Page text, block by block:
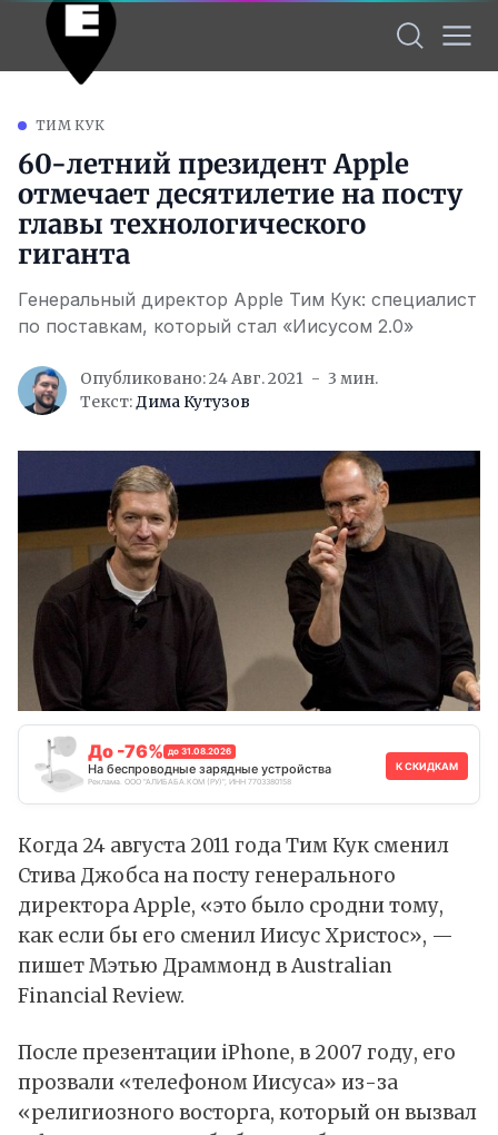
ТИМ КУК
60-летний президент Apple
отмечает десятилетие на посту
главы технологического
гиганта
Генеральный директор Apple Тим Кук: специалист
по поставкам, который стал «Иисусом 2.0»
Опубликовано: 24 Авг. 2021
3 мин.
Текст:Дима Кутузов
До -76% до 31.08.2026
На беспроводные зарядные устройства
Реклама. ООО "АЛИБАБА.КОМ (РУ)", ИНН 7703380158
К СКИДКАМ
Когда 24 августа 2011 года Тим Кук сменил
Стива Джобса на посту генерального
директора Apple, «это было сродни тому,
как если бы его сменил Иисус Христос», —
пишет Мэтью Драммонд в Australian
Financial Review.
После презентации iPhone, в 2007 году, его
прозвали «телефоном Иисуса» из-за
«религиозного восторга, который он вызвал